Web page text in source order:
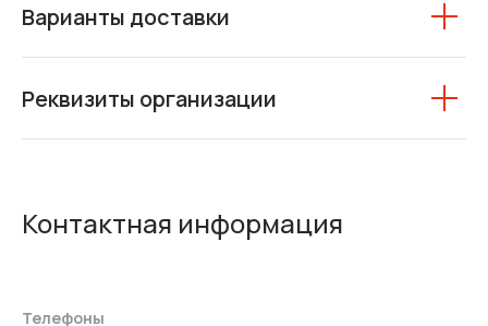
Варианты доставки
Реквизиты организации
Контактная информация
Телефоны